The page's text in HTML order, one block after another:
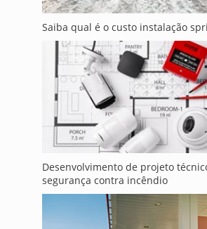
Saiba qual é o custo instalação
Desenvolvimento de projeto
segurança contra incêndio